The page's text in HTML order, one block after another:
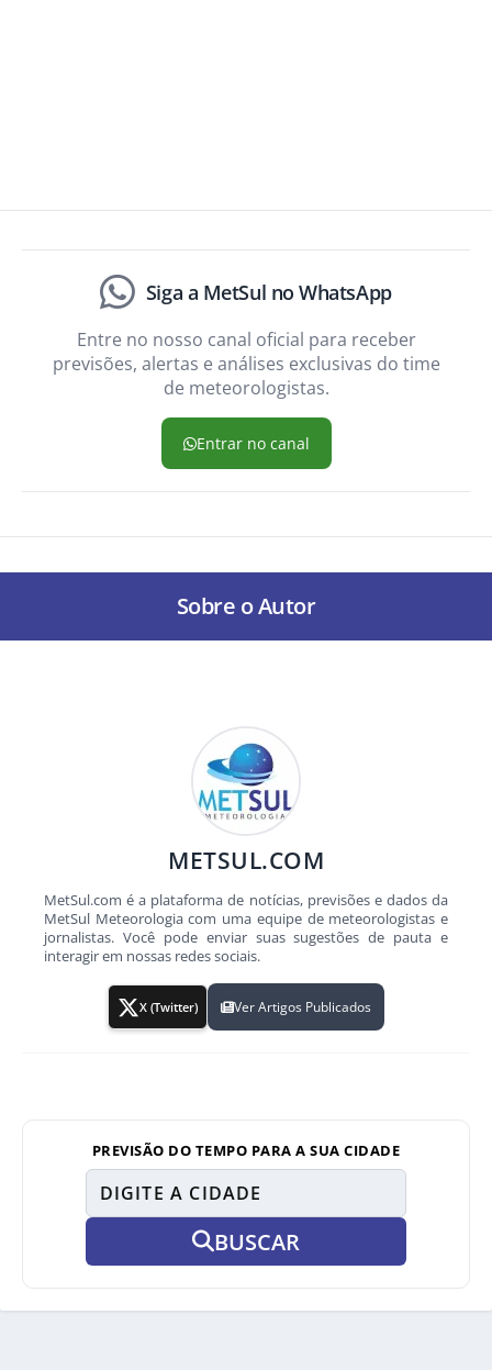
Siga a MetSul no WhatsApp
Entre no nosso canal oficial para receber
previsões, alertas e análises exclusivas do time
de meteorologistas.
Entrar no canal
Sobre o Autor
METSUL.COM
MetSul.com é a plataforma de notícias, previsões e dados da
MetSul Meteorologia com uma equipe de meteorologistas e
jornalistas. Você pode enviar suas sugestões de pauta e
interagir em nossas redes sociais.
X (Twitter) Ver Artigos Publicados
PREVISÃO DO TEMPO PARA A SUA CIDADE
BUSCAR